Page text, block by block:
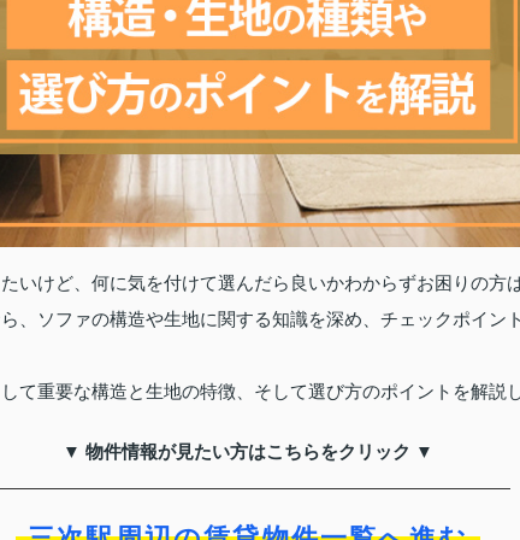
いけど、何に気を付けて選んだら良いかわからずお困りの方
、ソファの構造や生地に関する知識を深め、チェックポイン
て重要な構造と生地の特徴、そして選び方のポイントを解説し
▼ 物件情報が見たい方はこちらをクリック ▼